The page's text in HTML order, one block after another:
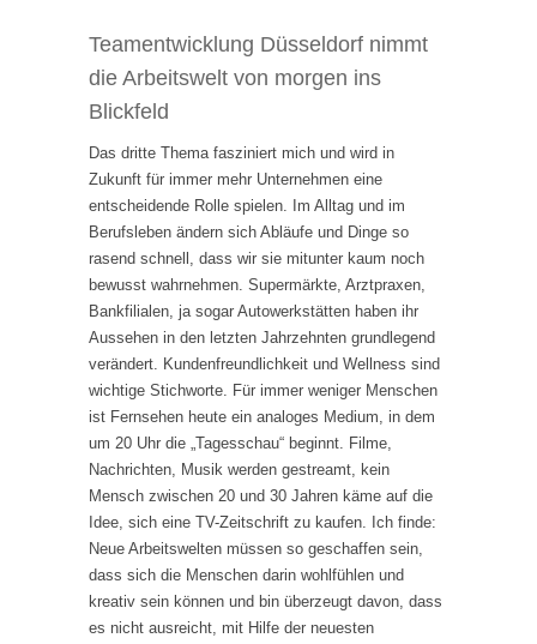
Teamentwicklung Düsseldorf nimmt
die Arbeitswelt von morgen ins
Blickfeld
Das dritte Thema fasziniert mich und wird in
Zukunft für immer mehr Unternehmen eine
entscheidende Rolle spielen. Im Alltag und im
Berufsleben ändern sich Abläufe und Dinge so
rasend schnell, dass wir sie mitunter kaum noch
bewusst wahrnehmen. Supermärkte, Arztpraxen,
Bankfilialen, ja sogar Autowerkstätten haben ihr
Aussehen in den letzten Jahrzehnten grundlegend
verändert. Kundenfreundlichkeit und Wellness sind
wichtige Stichworte. Für immer weniger Menschen
ist Fernsehen heute ein analoges Medium, in dem
um 20 Uhr die „Tagesschau“ beginnt. Filme,
Nachrichten, Musik werden gestreamt, kein
Mensch zwischen 20 und 30 Jahren käme auf die
Idee, sich eine TV-Zeitschrift zu kaufen. Ich finde:
Neue Arbeitswelten müssen so geschaffen sein,
dass sich die Menschen darin wohlfühlen und
kreativ sein können und bin überzeugt davon, dass
es nicht ausreicht, mit Hilfe der neuesten